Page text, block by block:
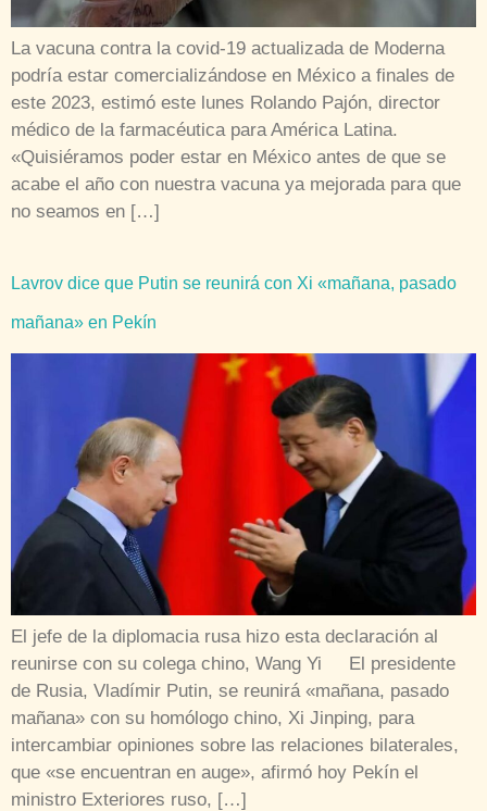
La vacuna contra la covid-19 actualizada de Moderna
podría estar comercializándose en México a finales de
este 2023, estimó este lunes Rolando Pajón, director
médico de la farmacéutica para América Latina.
«Quisiéramos poder estar en México antes de que se
acabe el año con nuestra vacuna ya mejorada para que
no seamos en […]
Lavrov dice que Putin se reunirá con Xi «mañana, pasado
mañana» en Pekín
El jefe de la diplomacia rusa hizo esta declaración al
reunirse con su colega chino, Wang Yi El presidente
de Rusia, Vladímir Putin, se reunirá «mañana, pasado
mañana» con su homólogo chino, Xi Jinping, para
intercambiar opiniones sobre las relaciones bilaterales,
que «se encuentran en auge», afirmó hoy Pekín el
ministro Exteriores ruso, […]